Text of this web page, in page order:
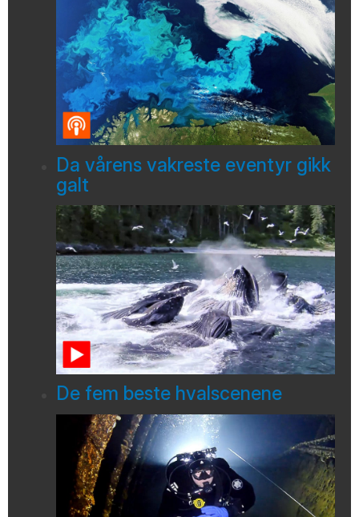
Da vårens vakreste eventyr gikk
galt
De fem beste hvalscenene